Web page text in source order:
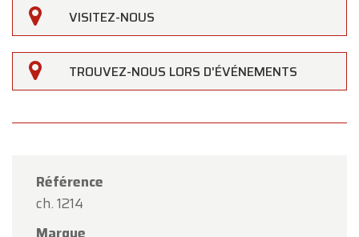
VISITEZ-NOUS
TROUVEZ-NOUS LORS D'ÉVÉNEMENTS
Référence
ch. 1214